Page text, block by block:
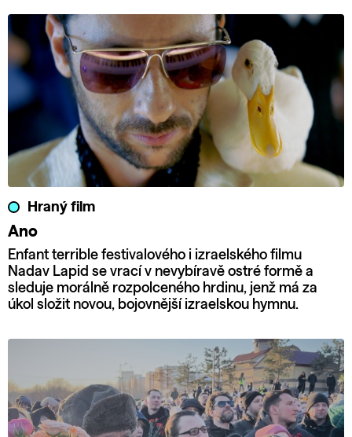
Hraný film
Ano
Enfant terrible festivalového i izraelského filmu
Nadav Lapid se vrací v nevybíravě ostré formě a
sleduje morálně rozpolceného hrdinu, jenž má za
úkol složit novou, bojovnější izraelskou hymnu.